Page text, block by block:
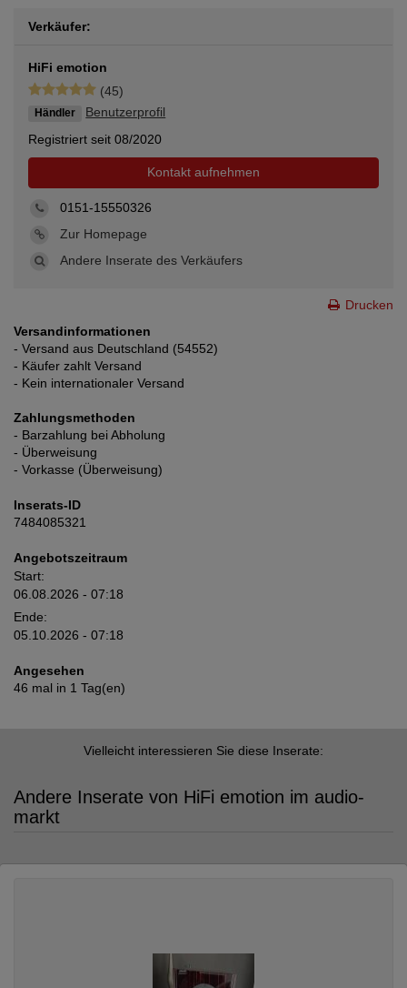
Verkäufer:
HiFi emotion
(45)
Händler
Benutzerprofil
Registriert seit 08/2020
Kontakt aufnehmen
0151-15550326
Zur Homepage
Andere Inserate des Verkäufers
Drucken
Versandinformationen
- Versand aus Deutschland (54552)
- Käufer zahlt Versand
- Kein internationaler Versand
Zahlungsmethoden
- Barzahlung bei Abholung
- Überweisung
- Vorkasse (Überweisung)
Inserats-ID
7484085321
Angebotszeitraum
Start:
06.08.2026 - 07:18
Ende:
05.10.2026 - 07:18
Angesehen
46 mal in 1 Tag(en)
Vielleicht interessieren Sie diese Inserate:
Andere Inserate von HiFi emotion im audio-
markt